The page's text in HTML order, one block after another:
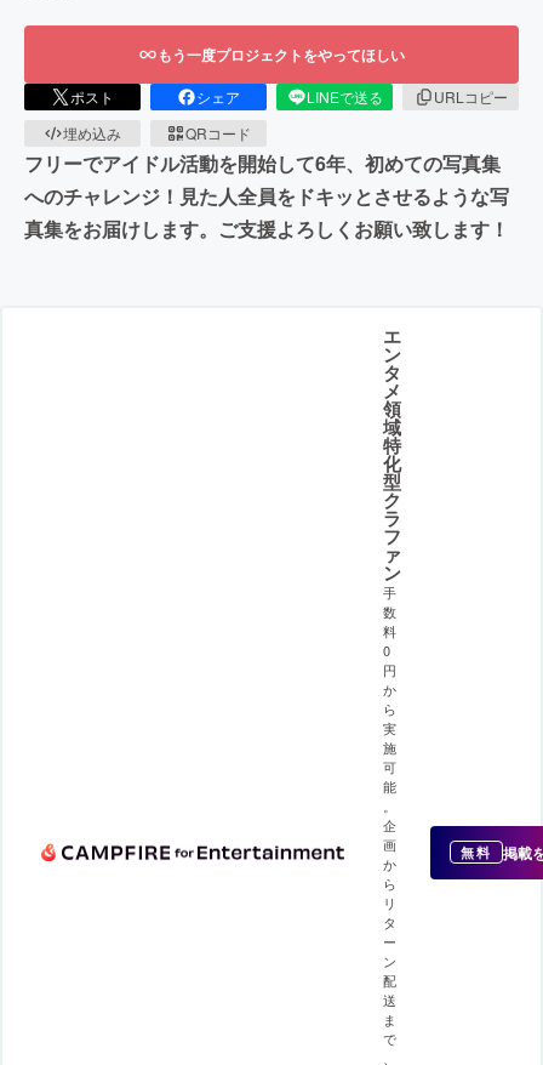
もう一度プロジェクトをやってほしい
ポスト シェア LINEで送る
URLコピー
埋め込み
QRコード
フリーでアイドル活動を開始して6年、初めての写真集
へのチャレンジ！見た人全員をドキッとさせるような写
真集をお届けします。ご支援よろしくお願い致します！
エ
ン
タ
メ
領
域
特
化
型
ク
ラ
フ
ァ
ン
手
数
料
0
円
か
ら
実
施
可
能
企
画
か
ら
リ
タ
ー
ン
配
送
ま
で
無料 掲載